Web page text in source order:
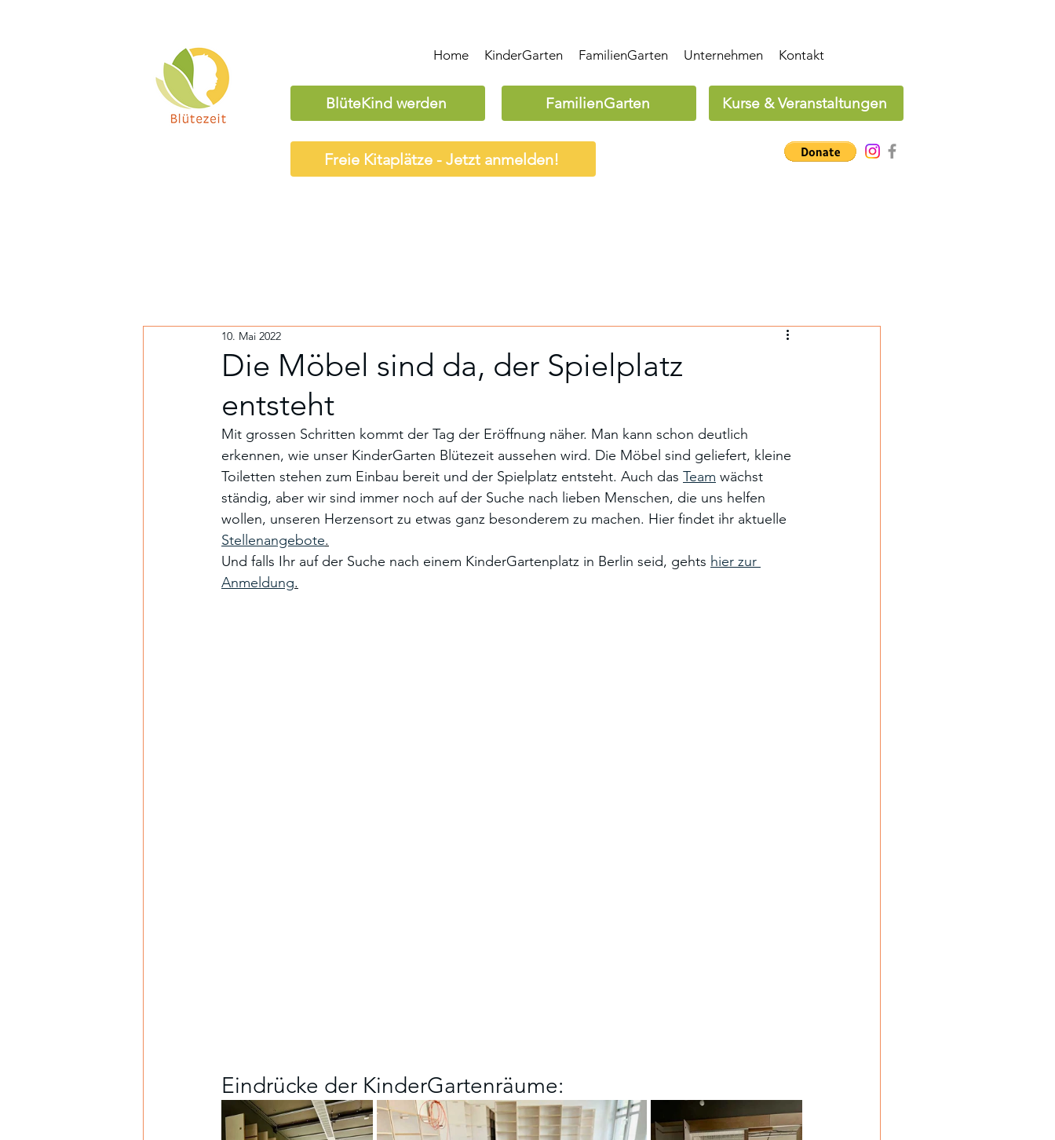
Home KinderGarten FamilienGarten Unternehmen Kontakt
BlüteKind werden FamilienGarten Kurse & Veranstaltungen
Freie Kitaplätze - Jetzt anmelden!
Die Möbel sind da, der Spielplatz
entsteht
10. Mai 2022
Mit grossen Schritten kommt der Tag der Eröffnung näher. Man kann schon deutlich
erkennen, wie unser KinderGarten Blütezeit aussehen wird. Die Möbel sind geliefert, kleine
Toiletten stehen zum Einbau bereit und der Spielplatz entsteht. Auch das Team wächst
ständig, aber wir sind immer noch auf der Suche nach lieben Menschen, die uns helfen
wollen, unseren Herzensort zu etwas ganz besonderem zu machen. Hier findet ihr aktuelle
Stellenangebote.
Und falls Ihr auf der Suche nach einem KinderGartenplatz in Berlin seid, gehts hier zur
Anmeldung.
Eindrücke der KinderGartenräume: